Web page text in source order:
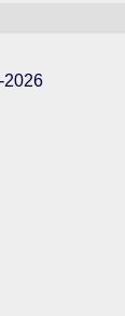
2026